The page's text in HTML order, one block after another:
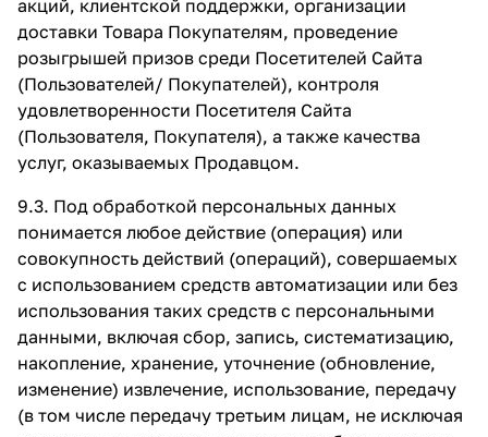
акций, клиентской поддержки, организации
доставки Товара Покупателям, проведение
розыгрышей призов среди Посетителей Сайта
(Пользователей/ Покупателей), контроля
удовлетворенности Посетителя Сайта
(Пользователя, Покупателя), а также качества
услуг, оказываемых Продавцом.
9.3. Под обработкой персональных данных
понимается любое действие (операция) или
совокупность действий (операций), совершаемых
с использованием средств автоматизации или без
использования таких средств с персональными
данными, включая сбор, запись, систематизацию,
накопление, хранение, уточнение (обновление,
изменение) извлечение, использование, передачу
(в том числе передачу третьим лицам, не исключая